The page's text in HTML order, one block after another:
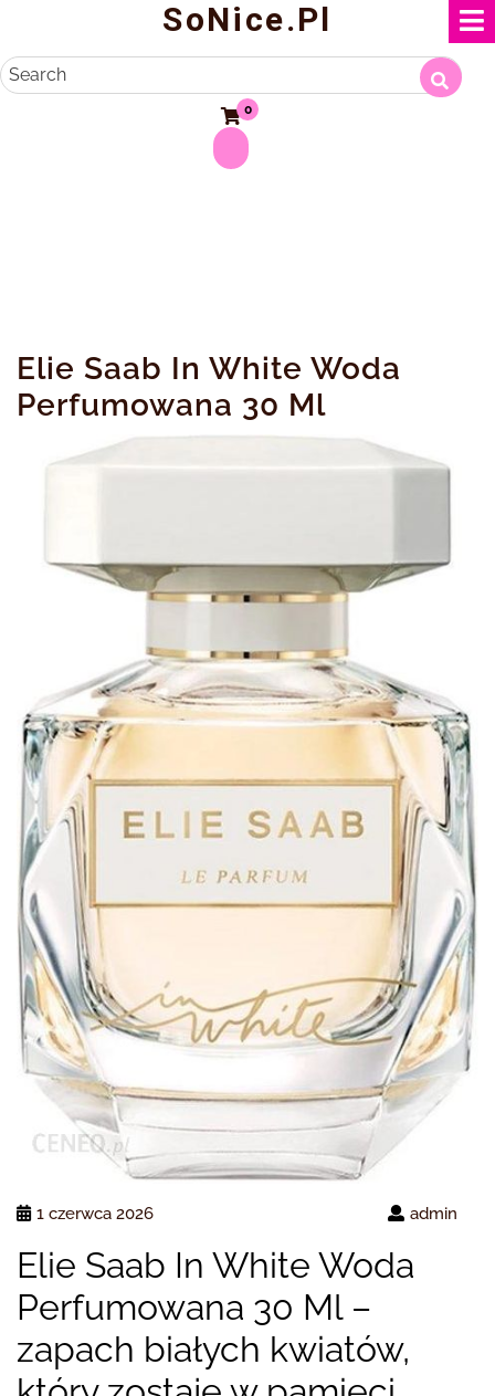
content
SoNice.pl
Search
0
Elie Saab In White Woda
Perfumowana 30 Ml
1 czerwca 2026 admin
Elie Saab In White Woda
Perfumowana 30 Ml –
zapach białych kwiatów,